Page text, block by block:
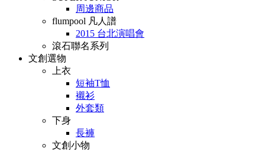
周邊商品
flumpool 凡人譜
2015 台北演唱會
滾石聯名系列
文創選物
上衣
短袖T恤
襯衫
外套類
下身
長褲
文創小物